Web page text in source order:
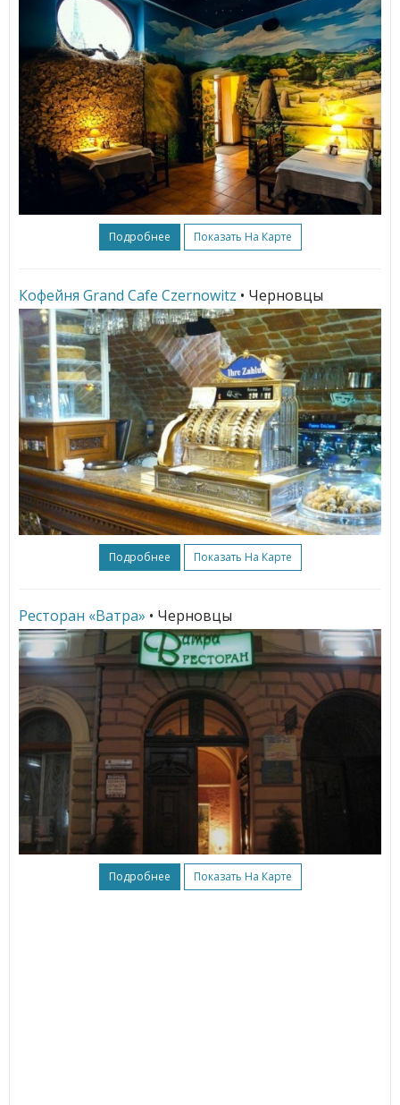
Подробнее Показать На Карте
Кофейня Grand Сafe Czernowitz • Черновцы
Подробнее Показать На Карте
Ресторан «Ватра» • Черновцы
Подробнее Показать На Карте